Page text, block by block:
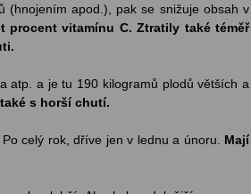
(hnojením apod.), pak se snižuje obsah v
procent vitamínu C. Ztratily také téměř
atp. a je tu 190 kilogramů plodů větších a
s horší chutí.
celý rok, dříve jen v lednu a únoru. Mají